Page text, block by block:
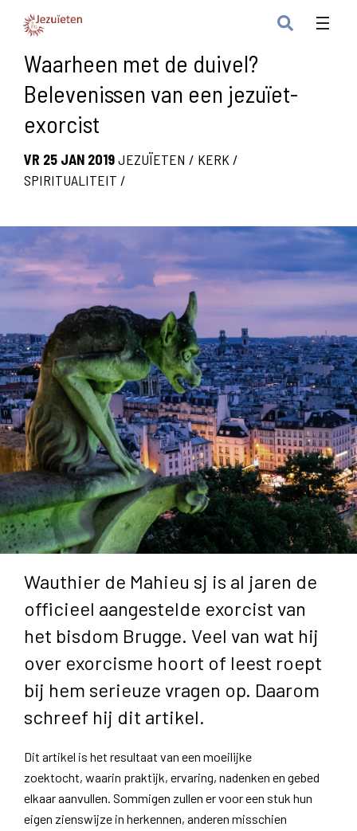
Waarheen met de duivel?
Belevenissen van een jezuïet-
exorcist
VR 25 JAN 2019JEZUÏETEN / KERK /
SPIRITUALITEIT /
Wauthier de Mahieu sj is al jaren de
officieel aangestelde exorcist van
het bisdom Brugge. Veel van wat hij
over exorcisme hoort of leest roept
bij hem serieuze vragen op. Daarom
schreef hij dit artikel.
Dit artikel is het resultaat van een moeilijke
zoektocht, waarin praktijk, ervaring, nadenken en gebed
elkaar aanvullen. Sommigen zullen er voor een stuk hun
eigen zienswijze in herkennen, anderen misschien